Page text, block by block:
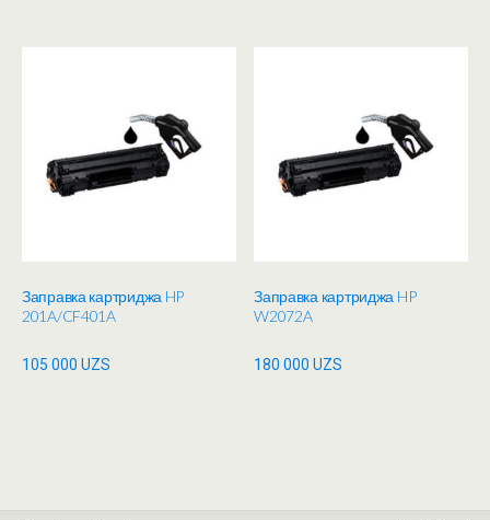
Заправка картриджа HP
201A/CF401A
105 000 UZS
Заправка картриджа HP
W2072A
180 000UZS